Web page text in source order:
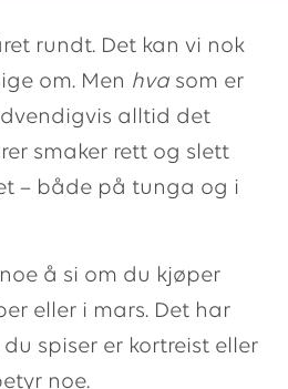
rundt. Det kan vi nok
om. Men hva som er
alltid det
smaker rett og slett
– både på tunga og i
å si om du kjøper
eller i mars. Det har
spiser er kortreist eller
noe.